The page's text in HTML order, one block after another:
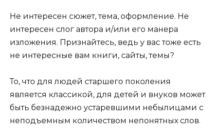
Не интересен сюжет, тема, оформление. Не
интересен слог автора и/или его манера
изложения. Признайтесь, ведь у вас тоже есть
не интересные вам книги, сайты, темы?
То, что для людей старшего поколения
является классикой, для детей и внуков может
быть безнадежно устаревшими небылицами с
неподъемным количеством непонятных слов.